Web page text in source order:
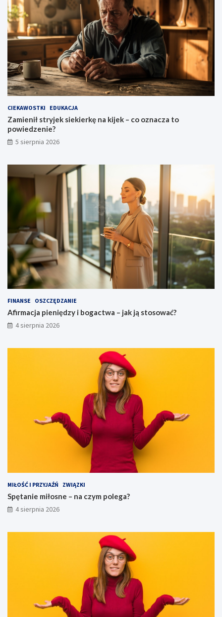
CIEKAWOSTKI EDUKACJA
Zamienił stryjek siekierkę na kijek – co oznacza to
powiedzenie?
5 sierpnia 2026
FINANSE OSZCZĘDZANIE
Afirmacja pieniędzy i bogactwa – jak ją stosować?
4 sierpnia 2026
MIŁOŚĆ I PRZYJAŹŃ ZWIĄZKI
Spętanie miłosne – na czym polega?
4 sierpnia 2026